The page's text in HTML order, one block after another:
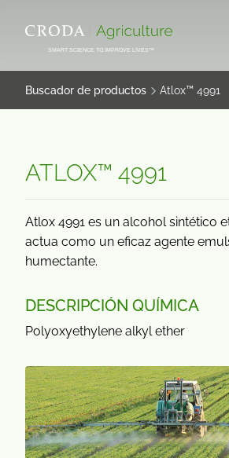
CONTENIDOSMART SCIENCE TO IMPROVE LIVES™
Buscador de productos Atlox™ 4991
ATLOX™ 4991
Atlox 4991 es un alcohol sintético
actua como un eficaz agente
humectante.
DESCRIPCIÓN QUÍMICA
Polyoxyethylene alkyl ether